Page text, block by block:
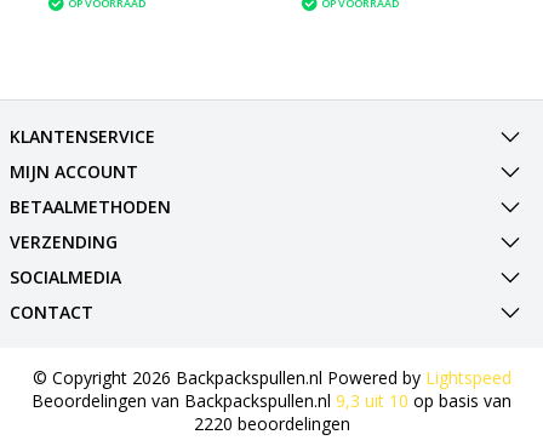
OP VOORRAAD
OP VOORRAAD
KLANTENSERVICE
MIJN ACCOUNT
BETAALMETHODEN
VERZENDING
SOCIALMEDIA
CONTACT
© Copyright 2026 Backpackspullen.nl Powered by Lightspeed
Beoordelingen van Backpackspullen.nl 9,3 uit 10 op basis van
2220 beoordelingen